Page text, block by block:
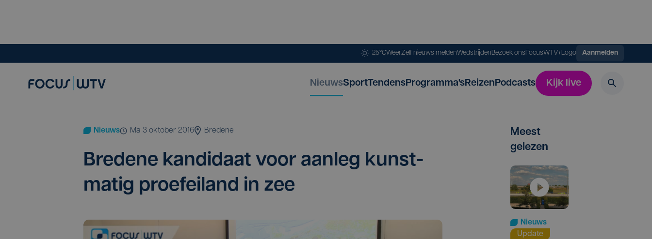
25°CWeerZelf nieuws meldenWedstrijdenBezoek onsFocusWTV+Logo Aanmelden
NieuwsSportTendensProgramma'sReizenPodcasts Kijk live
Nieuws ma 3 oktober 2016 Bredene
Bre­de­ne kan­di­daat voor aan­leg kunst­
ma­tig proe­f­ei­land in zee
Meest
gelezen
Nieuws
Update